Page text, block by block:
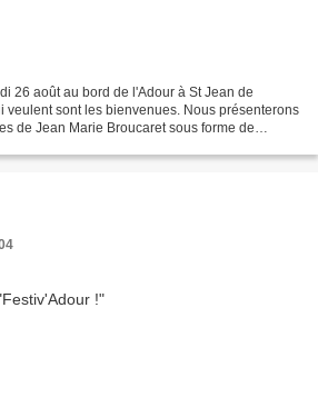
26 août au bord de l'Adour à St Jean de
veulent sont les bienvenues. Nous présenterons
de Jean Marie Broucaret sous forme de